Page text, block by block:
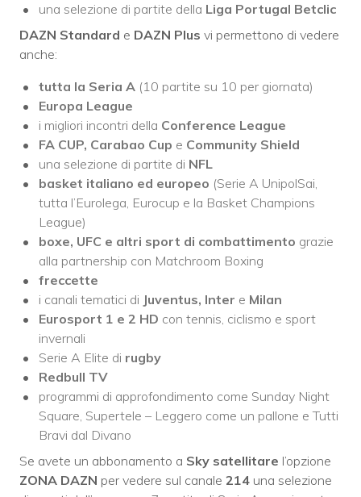
una selezione di partite della Liga Portugal Betclic
DAZN Standard e DAZN Plus vi permettono di vedere
anche:
tutta la Seria A (10 partite su 10 per giornata)
Europa League
i migliori incontri della Conference League
FA CUP, Carabao Cup e Community Shield
una selezione di partite di NFL
basket italiano ed europeo (Serie A UnipolSai,
tutta l’Eurolega, Eurocup e la Basket Champions
League)
boxe, UFC e altri sport di combattimento grazie
alla partnership con Matchroom Boxing
freccette
i canali tematici di Juventus, Inter e Milan
Eurosport 1 e 2 HD con tennis, ciclismo e sport
invernali
Serie A Elite di rugby
Redbull TV
programmi di approfondimento come Sunday Night
Square, Supertele – Leggero come un pallone e Tutti
Bravi dal Divano
Se avete un abbonamento a Sky satellitare l’opzione
ZONA DAZN per vedere sul canale 214 una selezione